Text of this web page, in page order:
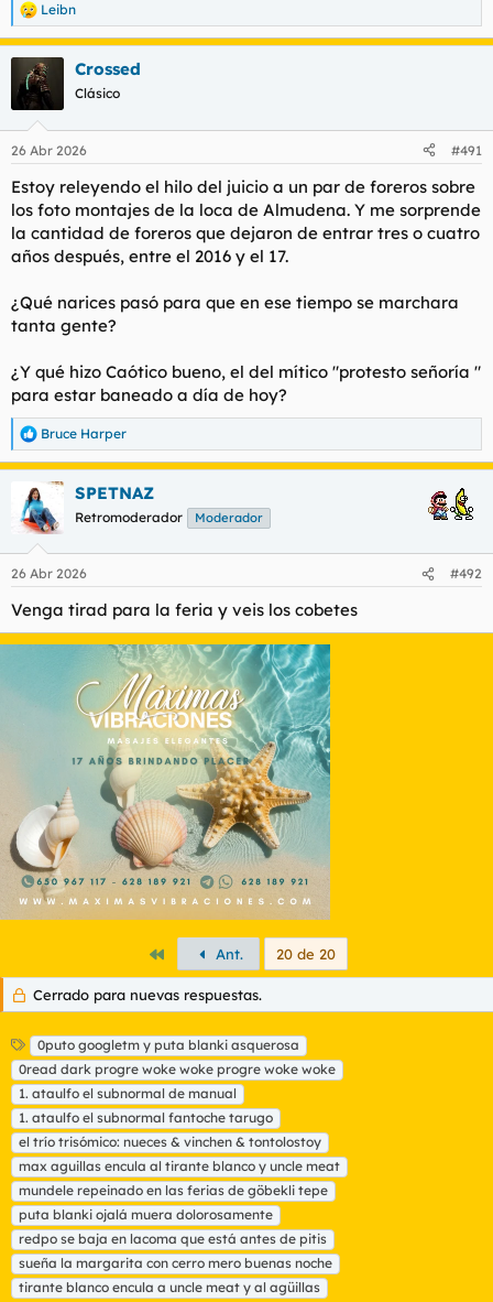
R
e
a
c
e
:
Leibn
Crossed
Clásico
26 Abr 2026 #491
Estoy releyendo el hilo del juicio a un par de foreros sobre
los foto montajes de la loca de Almudena. Y me sorprende
la cantidad de foreros que dejaron de entrar tres o cuatro
años después, entre el 2016 y el 17.
¿Qué narices pasó para que en ese tiempo se marchara
tanta gente?
¿Y qué hizo Caótico bueno, el del mítico "protesto señoría "
para estar baneado a día de hoy?
R
e
a
c
i
e
:
Bruce Harper
SPETNAZ
Retromoderador Moderador
26 Abr 2026 #492
Venga tirad para la feria y veis los cobetes
PrimeroAnt. 20 de 20
Cerrado para nuevas respuestas.
E
t
i
q
u
e
t
a
s
0puto googletm y puta blanki asquerosa
0read dark progre woke woke progre woke woke
1. ataulfo el subnormal de manual
1. ataulfo el subnormal fantoche tarugo
el trío trisómico: nueces & vinchen & tontolostoy
max aguillas encula al tirante blanco y uncle meat
mundele repeinado en las ferias de göbekli tepe
puta blanki ojalá muera dolorosamente
redpo se baja en lacoma que está antes de pitis
sueña la margarita con cerro mero buenas noche
tirante blanco encula a uncle meat y al agüillas